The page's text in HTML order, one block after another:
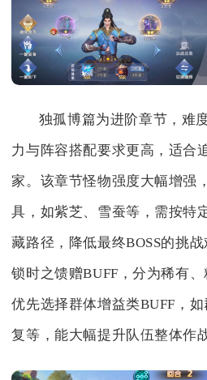
独孤博篇为进阶章节，难
力与阵容搭配要求更高，适合
家。该章节怪物强度大幅增强
具，如紫芝、雪蚕等，需按特
藏路径，降低最终BOSS的挑
锁时之馈赠BUFF，分为稀有
优先选择群体增益类BUFF，
复等，能大幅提升队伍整体作